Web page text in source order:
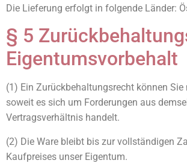
Die Lieferung erfolgt in folgende Länder:
§ 5
Eigentumsvorbehalt
(1) Ein Zurückbehaltungsrecht können Sie
soweit es sich um Forderungen aus
Vertragsverhältnis handelt.
(2) Die Ware bleibt bis zur vollständigen
Kaufpreises unser Eigentum.